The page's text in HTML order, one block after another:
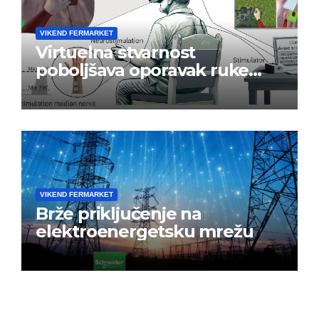
VIKEND FERMARKET
Virtuelna stvarnost
poboljšava oporavak ruke
nakon moždanog udara
VIKEND FERMARKET
Brže priključenje na
elektroenergetsku mrežu